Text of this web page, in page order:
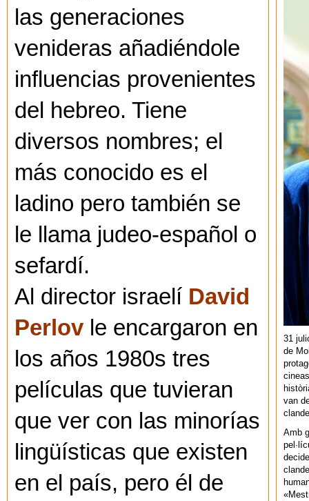
las generaciones
venideras añadiéndole
influencias provenientes
del hebreo. Tiene
diversos nombres; el
más conocido es el
ladino pero también se
le llama judeo-español o
sefardí.
Al director israelí David
Perlov le encargaron en
los años 1980s tres
películas que tuvieran
que ver con las minorías
lingüísticas que existen
en el país, pero él de
31
de
van
Amb